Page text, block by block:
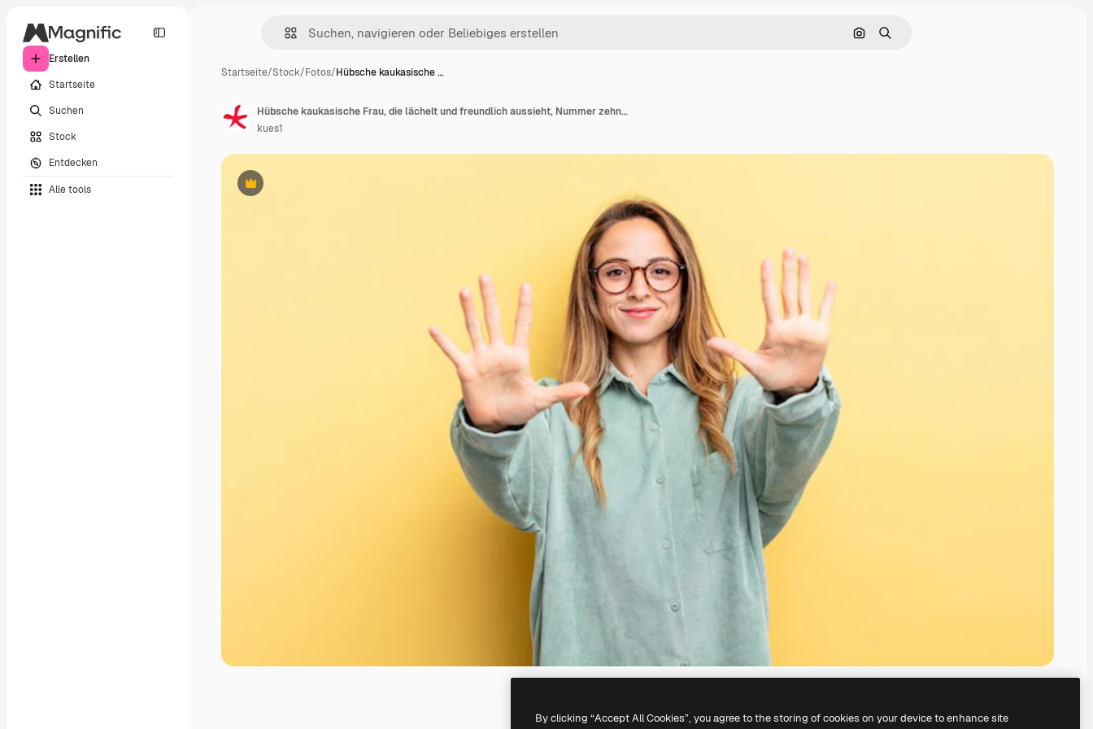
Erstellen
Startseite
Suchen
Stock
Entdecken
Alle tools
Nach Bild suchen
Suchen
Startseite/Stock/Fotos/Hübsche kaukasische …
Premium
Hübsche kaukasische Frau, die lächelt und freundlich aussieht, Nummer zehn oder zehn mit der Hand nach vorne zeigt und herunterzählt
kues1
By clicking “Accept All Cookies”, you agree to the storing of cookies on your device to enhance site